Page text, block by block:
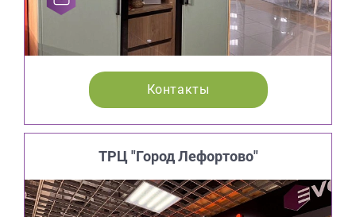
Контакты
ТРЦ "Город Лефортово"